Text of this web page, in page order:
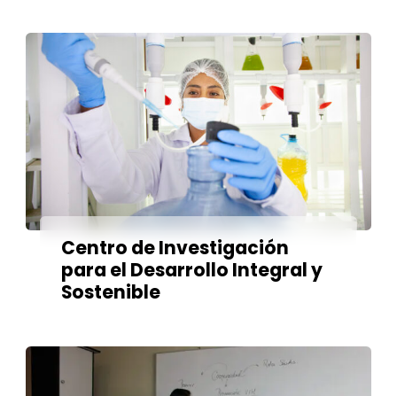
Centro de Investigación
para el Desarrollo Integral y
Sostenible